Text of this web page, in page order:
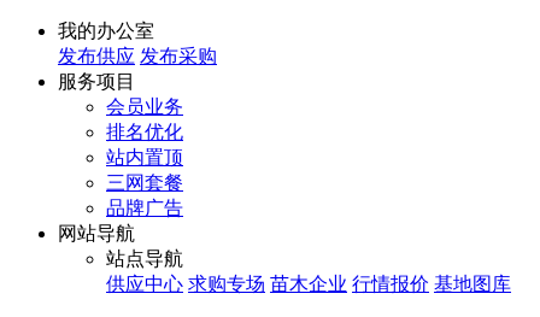
我的办公室
发布供应 发布采购
服务项目
会员业务
排名优化
站内置顶
三网套餐
品牌广告
网站导航
站点导航
供应中心 求购专场 苗木企业 行情报价 基地图库